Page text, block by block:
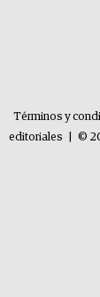
Términos y
editoriales
©